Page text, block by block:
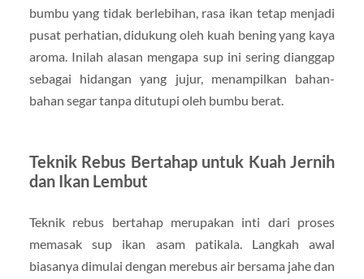
bumbu yang tidak berlebihan, rasa ikan tetap menjadi
pusat perhatian, didukung oleh kuah bening yang kaya
aroma. Inilah alasan mengapa sup ini sering dianggap
sebagai hidangan yang jujur, menampilkan bahan-
bahan segar tanpa ditutupi oleh bumbu berat.
Teknik Rebus Bertahap untuk Kuah Jernih
dan Ikan Lembut
Teknik rebus bertahap merupakan inti dari proses
memasak sup ikan asam patikala. Langkah awal
biasanya dimulai dengan merebus air bersama jahe dan